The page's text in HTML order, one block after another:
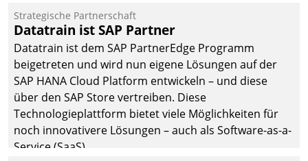
Strategische Partnerschaft
Datatrain ist SAP Partner
Datatrain ist dem SAP PartnerEdge Programm
beigetreten und wird nun eigene Lösungen auf der
SAP HANA Cloud Platform entwickeln – und diese
über den SAP Store vertreiben. Diese
Technologieplattform bietet viele Möglichkeiten für
noch innovativere Lösungen – auch als Software-as-a-
Service (SaaS).